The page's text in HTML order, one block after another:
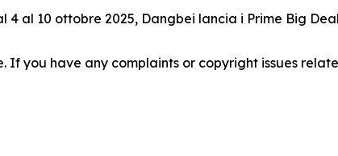
4 al 10 ottobre 2025, Dangbei lancia i Prime Big
If you have any complaints or copyright issues